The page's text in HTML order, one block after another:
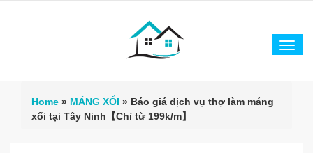
Home » MÁNG XỐI » Báo giá dịch vụ thợ làm máng
xối tại Tây Ninh【Chỉ từ 199k/m】